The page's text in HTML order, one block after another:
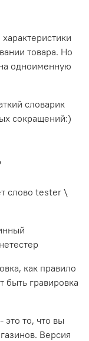
товара. Но
одноименную
словарик
сокращений:)
слово tester \
как правило
быть гравировка
то, что вы
Версия